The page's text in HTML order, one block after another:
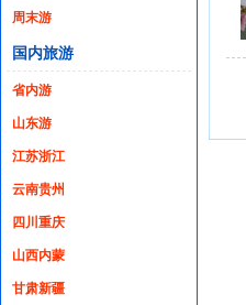
周末游
国内旅游
省内游
山东游
江苏浙江
云南贵州
四川重庆
山西内蒙
甘肃新疆